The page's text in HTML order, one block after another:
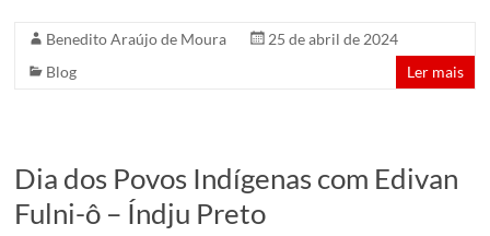
Benedito Araújo de Moura
25 de abril de 2024
Blog
Ler mais
Dia dos Povos Indígenas com Edivan
Fulni-ô – Índju Preto